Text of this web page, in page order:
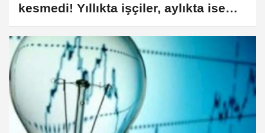
kesmedi! Yıllıkta işçiler, aylıkta ise
malzeme maliyetlerin zirvesinde